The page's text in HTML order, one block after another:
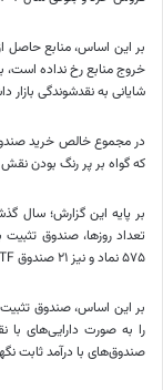
بر این اساس، منابع حاصل
خروج منابع رخ نداده است،
شایانی به نقدشوندگی بازار
که گواه بر پر رنگ بودن
۵۷۵ نماد و نیز ۲۱ صندوق ETF به حمایت از بازار سهام پرداخته است.
بر این اساس، صندوق تثبیت
را به صورت دارایی‌های با
صندوق‌های با درآمد ثابت